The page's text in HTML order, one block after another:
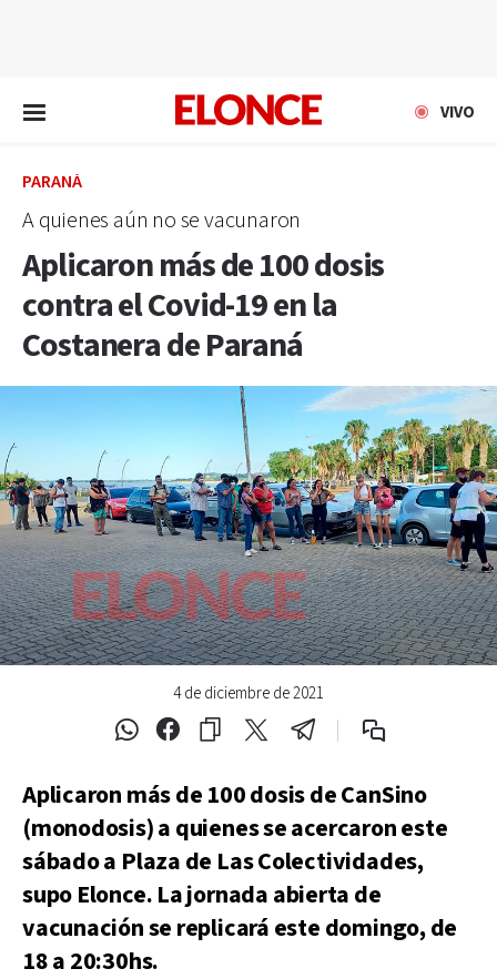
VIVO
PARANÁ
A quienes aún no se vacunaron
Aplicaron más de 100 dosis
contra el Covid-19 en la
Costanera de Paraná
4 de diciembre de 2021
Aplicaron más de 100 dosis de CanSino
(monodosis) a quienes se acercaron este
sábado a Plaza de Las Colectividades,
supo Elonce. La jornada abierta de
vacunación se replicará este domingo, de
18 a 20:30hs.